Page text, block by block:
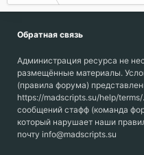
Обратная связь
Администрация ресурса не
размещённые материалы.
(правила форума)
https://madscripts.su/help/
сообщений стафф (команда
который нарушает наши
почту info@madscripts.su